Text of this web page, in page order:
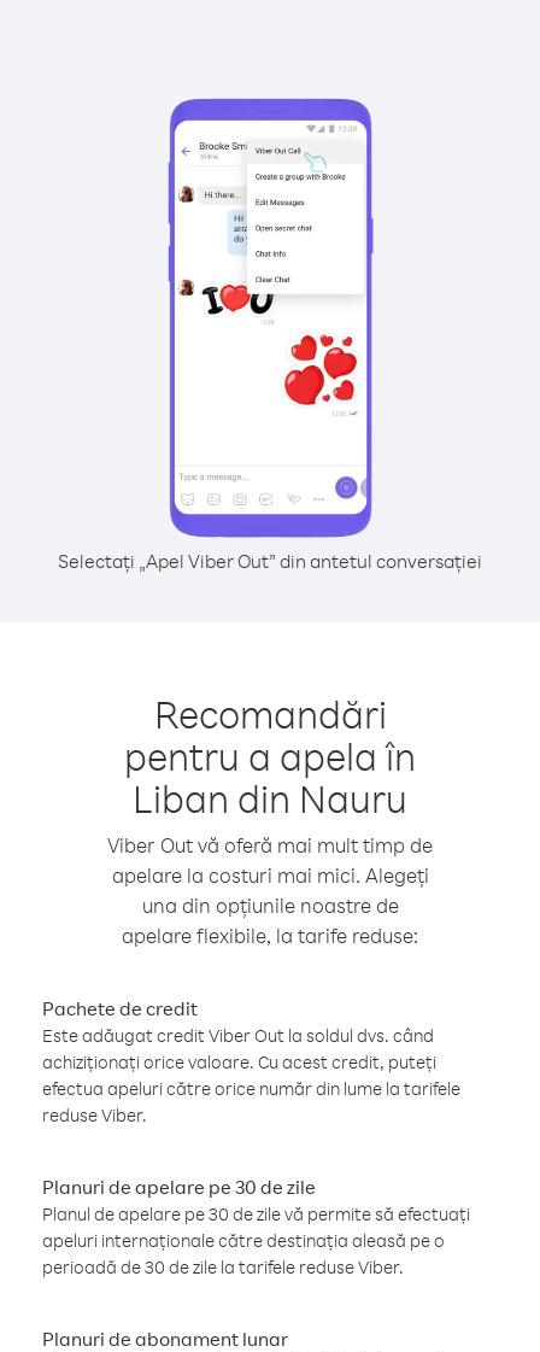
Selectați „Apel Viber Out” din antetul conversației
Recomandări
pentru a apela în
Liban din Nauru
Viber Out vă oferă mai mult timp de
apelare la costuri mai mici. Alegeți
una din opțiunile noastre de
apelare flexibile, la tarife reduse:
Pachete de credit
Este adăugat credit Viber Out la soldul dvs. când
achiziționați orice valoare. Cu acest credit, puteți
efectua apeluri către orice număr din lume la tarifele
reduse Viber.
Planuri de apelare pe 30 de zile
Planul de apelare pe 30 de zile vă permite să efectuați
apeluri internaționale către destinația aleasă pe o
perioadă de 30 de zile la tarifele reduse Viber.
Planuri de abonament lunar